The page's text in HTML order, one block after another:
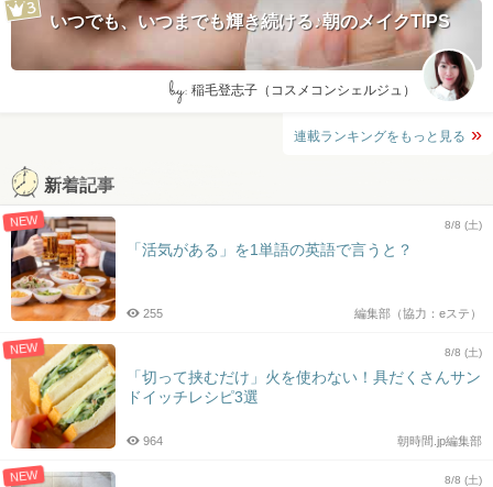
いつでも、いつまでも輝き続ける♪朝のメイクTIPS
by: 稲毛登志子（コスメコンシェルジュ）
連載ランキングをもっと見る
新着記事
NEW 8/8 (土)
「活気がある」を1単語の英語で言うと？
編集部（協力：eステ）
255
NEW 8/8 (土)
「切って挟むだけ」火を使わない！具だくさんサン
ドイッチレシピ3選
朝時間.jp編集部
964
NEW 8/8 (土)